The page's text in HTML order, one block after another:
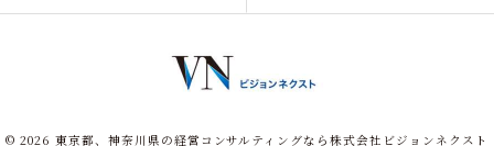
© 2026 東京都、神奈川県の経営コンサルティングなら株式会社ビジョンネクスト